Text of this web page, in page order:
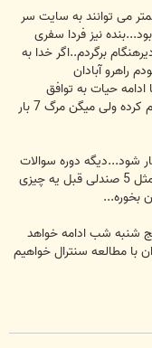
می توانند به سایت سر
نیز فردا سفری
برگردم..اگر خدا به
راهرو آبادان
ادامه حیات به توافق
رسیدیم باز خواهم گشت.البته تا الان چند باری رحم کرده ولی میگن مرگ 7 بار
شود...دیگه دوره سوالات
چیپ و بی محتوا و چت روم وار گذشته...میخوایم مثل 5 صندلی قبل یه چیزی
بخوره...
شنبه شب ادامه خواهد
با مطالعه سنترال خواهیم